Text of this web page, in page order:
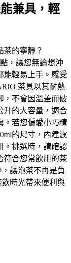
兼具，輕
茶的寧靜？
，讓您無論想沖
能輕易上手。感受
茶具以其耐熱
，不會因溫差而破
升的大容量，適合
。若您偏愛小巧精
的尺寸，內建濾
。挑選時，請確認
符合您常飲用的茶
讓泡茶不再是負
時光帶來便利與